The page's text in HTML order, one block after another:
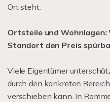
Ort steht.
Ortsteile und Wohnlagen:
Standort den Preis
Viele Eigentümer
durch den konkreten
verschieben kann. In